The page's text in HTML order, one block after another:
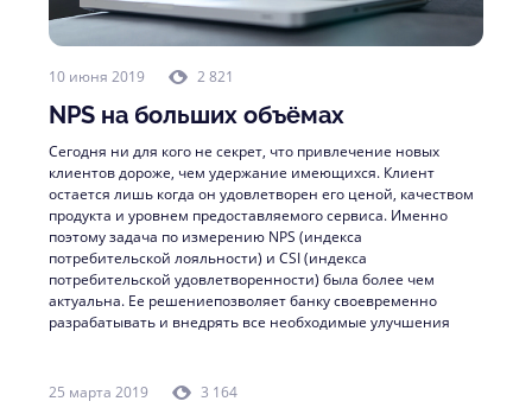
10 июня 2019 2 821
NPS на больших объёмах
Сегодня ни для кого не секрет, что привлечение новых
клиентов дороже, чем удержание имеющихся. Клиент
остается лишь когда он удовлетворен его ценой, качеством
продукта и уровнем предоставляемого сервиса. Именно
поэтому задача по измерению NPS (индекса
потребительской лояльности) и CSI (индекса
потребительской удовлетворенности) была более чем
актуальна. Ее решениепозволяет банку своевременно
разрабатывать и внедрять все необходимые улучшения
25 марта 2019 3 164